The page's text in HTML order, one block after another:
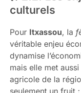
culturels
Pour Itxassou, la
véritable enjeu
dynamise
mais elle met
agricole de la